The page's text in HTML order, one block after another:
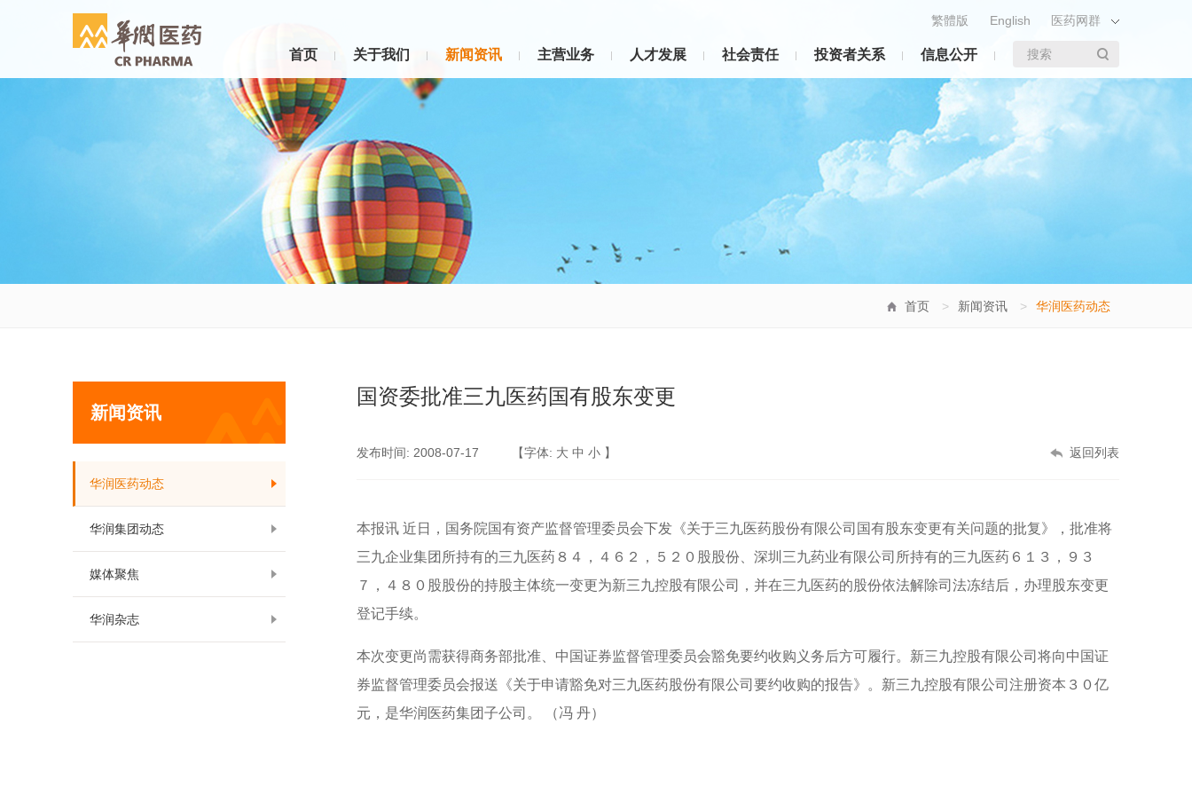
首页 关于我们 新闻资讯 主营业务 人才发展 社会责任 投资者关系 信息公开
医药网群
繁體版 English
搜索
首页 > 新闻资讯 > 华润医药动态
新闻资讯
华润医药动态
华润集团动态
媒体聚焦
华润杂志
国资委批准三九医药国有股东变更
发布时间: 2008-07-17 【字体: 大 中 小 】 返回列表
本报讯 近日，国务院国有资产监督管理委员会下发《关于三九医药股份有限公司国有股东变更有关问题的批复》，批准将
三九企业集团所持有的三九医药８４，４６２，５２０股股份、深圳三九药业有限公司所持有的三九医药６１３，９３
７，４８０股股份的持股主体统一变更为新三九控股有限公司，并在三九医药的股份依法解除司法冻结后，办理股东变更
登记手续。
本次变更尚需获得商务部批准、中国证券监督管理委员会豁免要约收购义务后方可履行。新三九控股有限公司将向中国证
券监督管理委员会报送《关于申请豁免对三九医药股份有限公司要约收购的报告》。新三九控股有限公司注册资本３０亿
元，是华润医药集团子公司。 （冯 丹）